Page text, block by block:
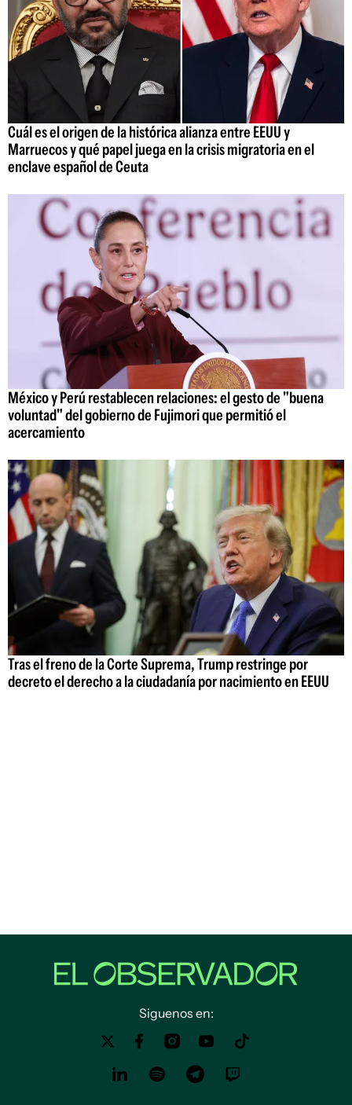
Cuál es el origen de la histórica alianza entre EEUU y
Marruecos y qué papel juega en la crisis migratoria en el
enclave español de Ceuta
México y Perú restablecen relaciones: el gesto de "buena
voluntad" del gobierno de Fujimori que permitió el
acercamiento
Tras el freno de la Corte Suprema, Trump restringe por
decreto el derecho a la ciudadanía por nacimiento en EEUU
Siguenos en: